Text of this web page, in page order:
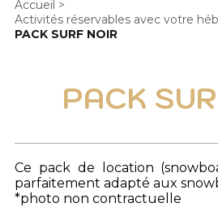
Accueil >
Activités réservables avec votre
PACK SURF NOIR
PACK
Ce pack de location
parfaitement adapté aux
*photo non contractuelle